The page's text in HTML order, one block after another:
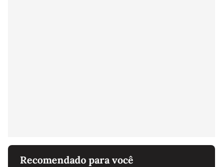
Recomendado para você